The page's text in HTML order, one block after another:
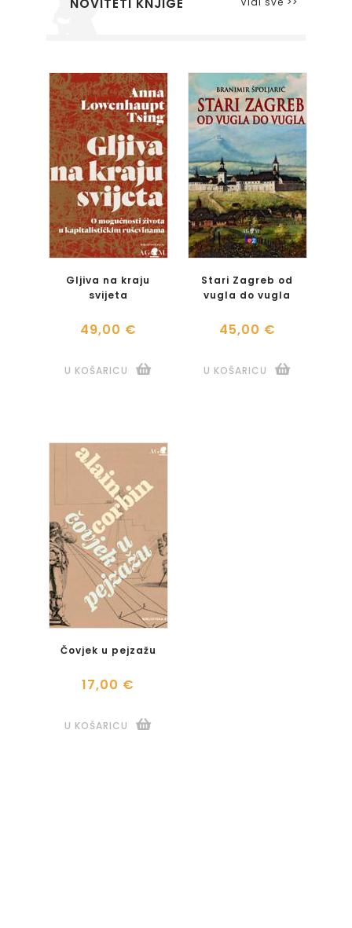
NOVITETI KNJIGE
Gljiva na kraju
svijeta
49,00 €
U KOŠARICU
Stari Zagreb od
vugla do vugla
45,00 €
U KOŠARICU
Čovjek u pejzažu
17,00 €
U KOŠARICU